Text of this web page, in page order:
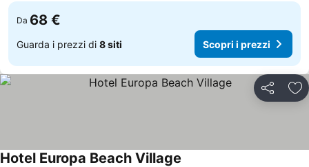
Da 68 €
Guarda i prezzi di 8 siti Scopri i prezzi
Condividi
Hotel Europa Beach Village